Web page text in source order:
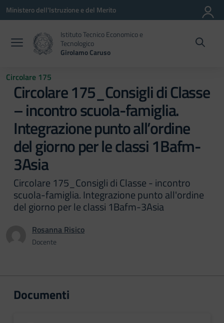
Vai ai contenuti
Vai al menu di navigazione
Vai al footer
Ministero dell'Istruzione e del Merito
Istituto Tecnico Economico e
Tecnologico
Girolamo Caruso
Circolare 175
Circolare 175_Consigli di Classe
– incontro scuola-famiglia.
Integrazione punto all’ordine
del giorno per le classi 1Bafm-
3Asia
Circolare 175_Consigli di Classe - incontro
scuola-famiglia. Integrazione punto all'ordine
del giorno per le classi 1Bafm-3Asia
Rosanna Risico
Docente
Documenti